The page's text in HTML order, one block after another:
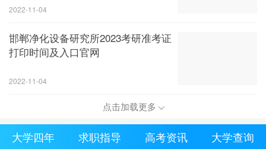
2022-11-04
邯郸净化设备研究所2023考研准考证
打印时间及入口官网
2022-11-04
点击加载更多
大学四年 求职指导 高考资讯 大学查询